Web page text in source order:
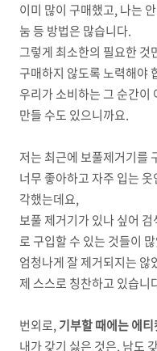
이미 많이 구매했고, 나는
눔 등 방법은 많습니다.
그렇게 최소한의 필요한 것
구매하지 않도록 노력해야
우리가 소비하는 그 순간이
만들 수도 있으니까요.
저는 최근에 보풀제거기를
너무 좋아하고 자주 입는
각했는데요,
보풀 제거기가 있나 싶어
로 구입할 수 있는 것들이
엄청나게 잘 제거되지는 않
제 스스로 칭찬하고 있습니
번외로, 기부할 때에는 에
내가 갖기 싫은 것은, 남도